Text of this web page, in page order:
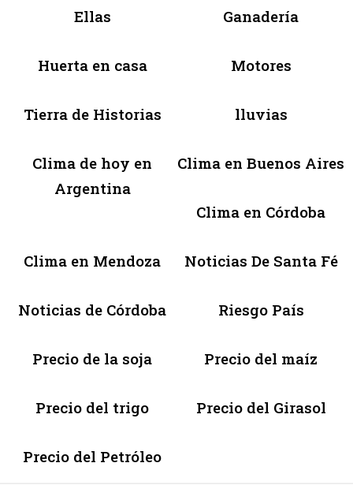
Ellas Ganadería
Huerta en casa Motores
Tierra de Historias lluvias
Clima de hoy en
Argentina
Clima en Buenos Aires
Clima en Córdoba
Clima en Mendoza Noticias De Santa Fé
Noticias de Córdoba Riesgo País
Precio de la soja Precio del maíz
Precio del trigo Precio del Girasol
Precio del Petróleo